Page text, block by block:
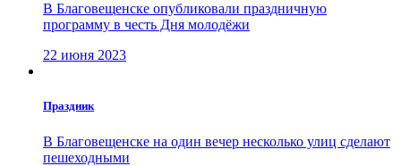
В Благовещенске опубликовали праздничную
программу в честь Дня молодёжи
22 июня 2023
Праздник
В Благовещенске на один вечер несколько улиц сделают
пешеходными